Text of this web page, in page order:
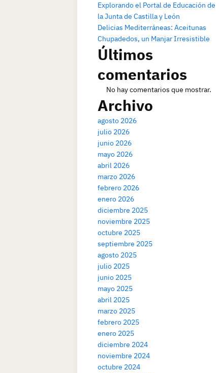
Explorando el Portal de Educación de
la Junta de Castilla y León
Delicias Mediterráneas: Aceitunas
Chupadedos, un Manjar Irresistible
Últimos
comentarios
No hay comentarios que mostrar.
Archivo
agosto 2026
julio 2026
junio 2026
mayo 2026
abril 2026
marzo 2026
febrero 2026
enero 2026
diciembre 2025
noviembre 2025
octubre 2025
septiembre 2025
agosto 2025
julio 2025
junio 2025
mayo 2025
abril 2025
marzo 2025
febrero 2025
enero 2025
diciembre 2024
noviembre 2024
octubre 2024